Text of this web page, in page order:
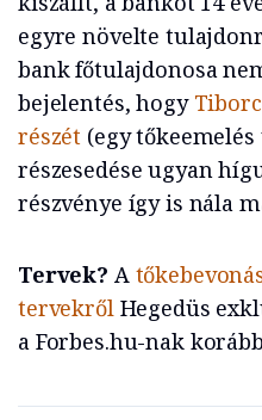
egyre növelte
bank főtulajdonosa
bejelentés, hogy
részét (egy
részesedése ugyan
részvénye így is nála
Tervek? A
tervekről Hegedüs
a Forbes.hu-nak